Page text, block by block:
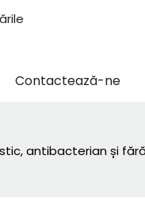
Contactează-ne
antibacterian și